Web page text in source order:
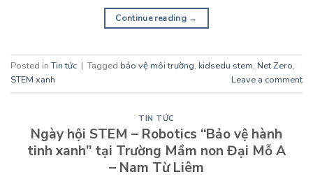
Continue reading →
Posted inTin tức | Tagged bảo vệ môi trường, kidsedu stem, Net Zero,
STEM xanh
Leave a comment
TIN TỨC
Ngày hội STEM – Robotics “Bảo vệ hành
tinh xanh” tại Trường Mầm non Đại Mỗ A
– Nam Từ Liêm